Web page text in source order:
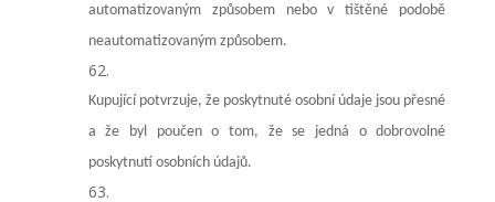
automatizovaným způsobem nebo v tištěné podobě
neautomatizovaným způsobem.
Kupující potvrzuje, že poskytnuté osobní údaje jsou přesné
a že byl poučen o tom, že se jedná o dobrovolné
poskytnutí osobních údajů.